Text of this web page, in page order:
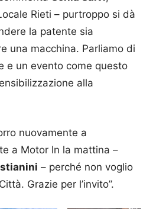
Rieti – purtroppo si dà
la patente sia
una macchina. Parliamo di
e un evento come questo
alla
nuovamente a
a Motor In la mattina –
– perché non voglio
Grazie per l’invito”.